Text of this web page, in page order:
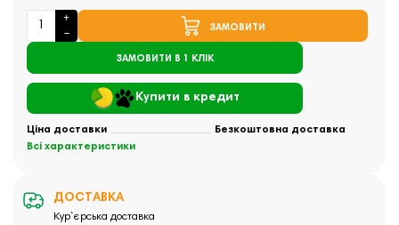
ЗАМОВИТИ
ЗАМОВИТИ В 1 КЛІК
Купити в кредит
Ціна доставки
Безкоштовна доставка
Всі характеристики
ДОСТАВКА
Кур`єрська доставка